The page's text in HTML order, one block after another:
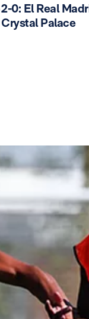
2-0: El Real
Crystal Palace